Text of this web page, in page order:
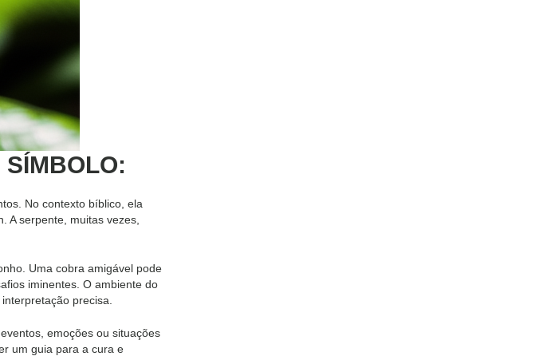
No contexto bíblico, ela
A serpente, muitas vezes,
Uma cobra amigável pode
iminentes. O ambiente do
precisa.
emoções ou situações
um guia para a cura e